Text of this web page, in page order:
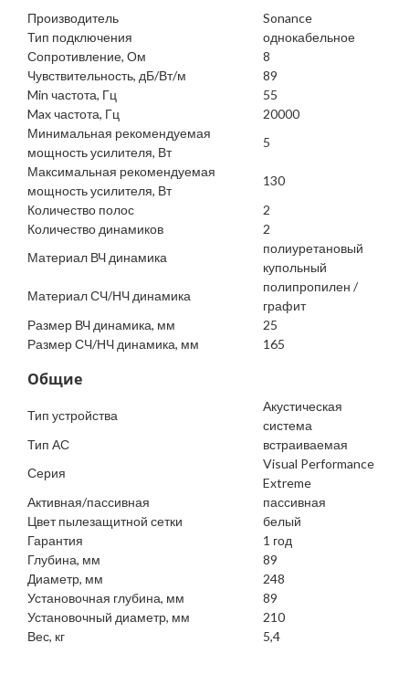
Производитель
Sonance
Тип подключения
однокабельное
Сопротивление, Ом
8
Чувствительность, дБ/Вт/м
89
Min частота, Гц
55
Max частота, Гц
20000
Минимальная рекомендуемая
мощность усилителя, Вт
5
Максимальная рекомендуемая
мощность усилителя, Вт
130
Количество полос
2
Количество динамиков
2
Материал ВЧ динамика
полиуретановый
купольный
Материал СЧ/НЧ динамика
полипропилен /
графит
Размер ВЧ динамика, мм
25
Размер СЧ/НЧ динамика, мм
165
Общие
Тип устройства
Акустическая
система
Тип АС
встраиваемая
Серия
Visual Performance
Extreme
Активная/пассивная
пассивная
Цвет пылезащитной сетки
белый
Гарантия
1 год
Глубина, мм
89
Диаметр, мм
248
Установочная глубина, мм
89
Установочный диаметр, мм
210
Вес, кг
5,4